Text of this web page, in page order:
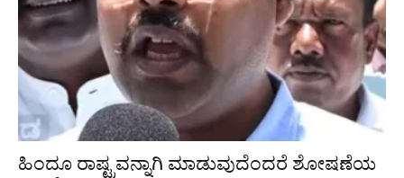
ಹಿಂದೂ ರಾಷ್ಟ್ರವನ್ನಾಗಿ ಮಾಡುವುದೆಂದರೆ ಶೋಷಣೆಯ